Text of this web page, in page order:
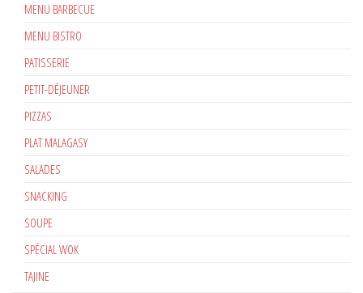
MENU BARBECUE
MENU BISTRO
PATISSERIE
PETIT-DÉJEUNER
PIZZAS
PLAT MALAGASY
SALADES
SNACKING
SOUPE
SPÉCIAL WOK
TAJINE